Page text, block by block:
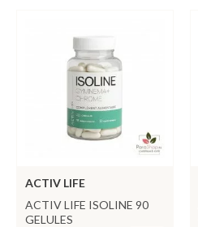
ACTIV LIFE
ACTIV LIFE ISOLINE 90
GELULES